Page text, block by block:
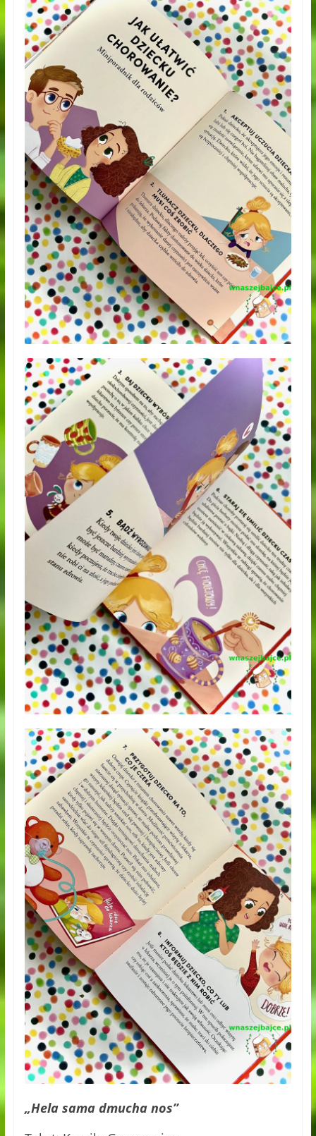
„Hela sama dmucha nos”